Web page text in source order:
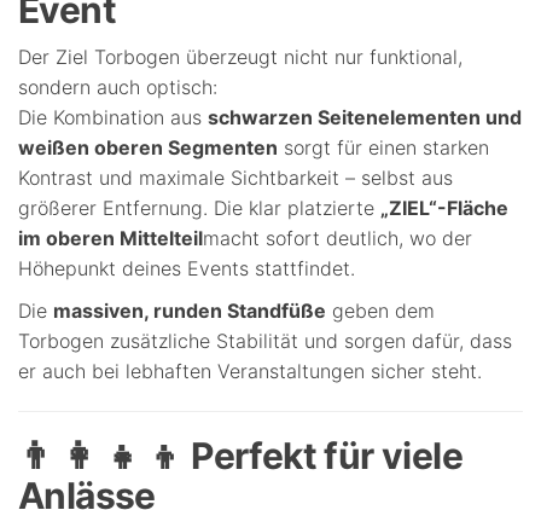
Event
Der Ziel Torbogen überzeugt nicht nur funktional,
sondern auch optisch:
Die Kombination aus schwarzen Seitenelementen und
weißen oberen Segmenten sorgt für einen starken
Kontrast und maximale Sichtbarkeit – selbst aus
größerer Entfernung. Die klar platzierte „ZIEL“-Fläche
im oberen Mittelteilmacht sofort deutlich, wo der
Höhepunkt deines Events stattfindet.
Die massiven, runden Standfüße geben dem
Torbogen zusätzliche Stabilität und sorgen dafür, dass
er auch bei lebhaften Veranstaltungen sicher steht.
👨 👩 👧 👦 Perfekt für viele
Anlässe